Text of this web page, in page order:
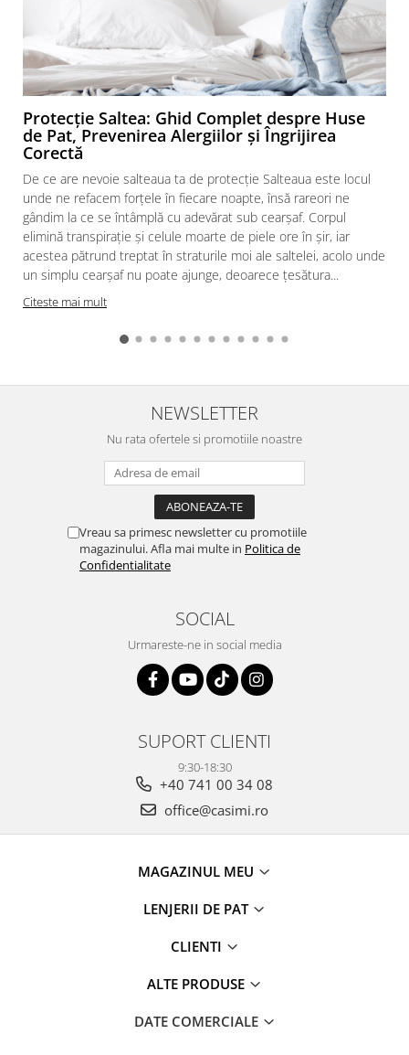
Protecție Saltea: Ghid Complet despre Huse
de Pat, Prevenirea Alergiilor și Îngrijirea
Corectă
De ce are nevoie salteaua ta de protecție Salteaua este locul
unde ne refacem forțele în fiecare noapte, însă rareori ne
gândim la ce se întâmplă cu adevărat sub cearșaf. Corpul
elimină transpirație și celule moarte de piele ore în șir, iar
acestea pătrund treptat în straturile moi ale saltelei, acolo unde
un simplu cearșaf nu poate ajunge, deoarece țesătura...
Citeste mai mult
NEWSLETTER
Nu rata ofertele si promotiile noastre
Vreau sa primesc newsletter cu promotiile
magazinului. Afla mai multe in Politica de
Confidentialitate
SOCIAL
Urmareste-ne in social media
SUPORT CLIENTI
9:30-18:30
+40 741 00 34 08
office@casimi.ro
MAGAZINUL MEU
LENJERII DE PAT
CLIENTI
ALTE PRODUSE
DATE COMERCIALE